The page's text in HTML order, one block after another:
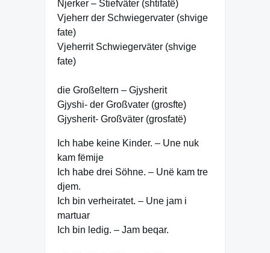
Njerker – Stiefväter (shtifatë)
Vjeherr der Schwiegervater (shvige
fate)
Vjeherrit Schwiegerväter (shvige
fate)
die Großeltern – Gjysherit
Gjyshi- der Großvater (grosfte)
Gjysherit- Großväter (grosfatë)
Ich habe keine Kinder. – Une nuk
kam fëmije
Ich habe drei Söhne. – Unë kam tre
djem.
Ich bin verheiratet. – Une jam i
martuar
Ich bin ledig. – Jam beqar.